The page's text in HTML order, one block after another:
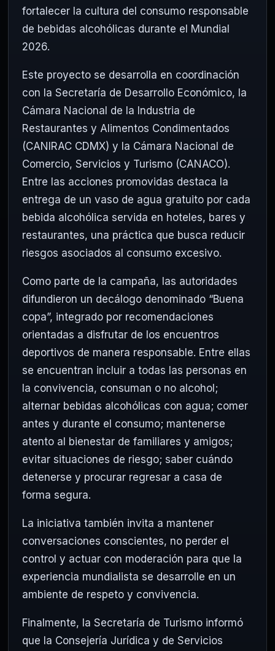
fortalecer la cultura del consumo responsable
de bebidas alcohólicas durante el Mundial
2026.
Este proyecto se desarrolla en coordinación
con la Secretaría de Desarrollo Económico, la
Cámara Nacional de la Industria de
Restaurantes y Alimentos Condimentados
(CANIRAC CDMX) y la Cámara Nacional de
Comercio, Servicios y Turismo (CANACO).
Entre las acciones promovidas destaca la
entrega de un vaso de agua gratuito por cada
bebida alcohólica servida en hoteles, bares y
restaurantes, una práctica que busca reducir
riesgos asociados al consumo excesivo.
Como parte de la campaña, las autoridades
difundieron un decálogo denominado “Buena
copa”, integrado por recomendaciones
orientadas a disfrutar de los encuentros
deportivos de manera responsable. Entre ellas
se encuentran incluir a todas las personas en
la convivencia, consuman o no alcohol;
alternar bebidas alcohólicas con agua; comer
antes y durante el consumo; mantenerse
atento al bienestar de familiares y amigos;
evitar situaciones de riesgo; saber cuándo
detenerse y procurar regresar a casa de
forma segura.
La iniciativa también invita a mantener
conversaciones conscientes, no perder el
control y actuar con moderación para que la
experiencia mundialista se desarrolle en un
ambiente de respeto y convivencia.
Finalmente, la Secretaría de Turismo informó
que la Consejería Jurídica y de Servicios